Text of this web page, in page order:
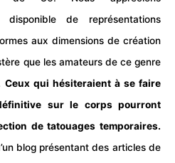
de représentations
aux dimensions de création
que les amateurs de ce genre
Ceux qui hésiteraient à se faire
sur le corps pourront
de tatouages temporaires.
blog présentant des articles de